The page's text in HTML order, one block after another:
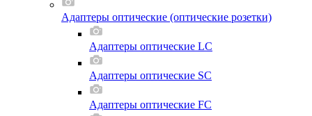
Адаптеры оптические (оптические розетки)
Адаптеры оптические LC
Адаптеры оптические SC
Адаптеры оптические FC